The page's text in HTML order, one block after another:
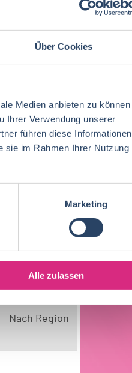
Über Cookies
Medien anbieten zu können
Ihrer Verwendung unserer
führen diese Informationen
sie im Rahmen Ihrer Nutzung
Marketing
Alle zulassen
Nach Region